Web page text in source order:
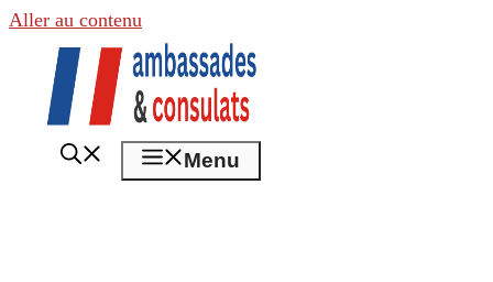
Aller au contenu
Menu